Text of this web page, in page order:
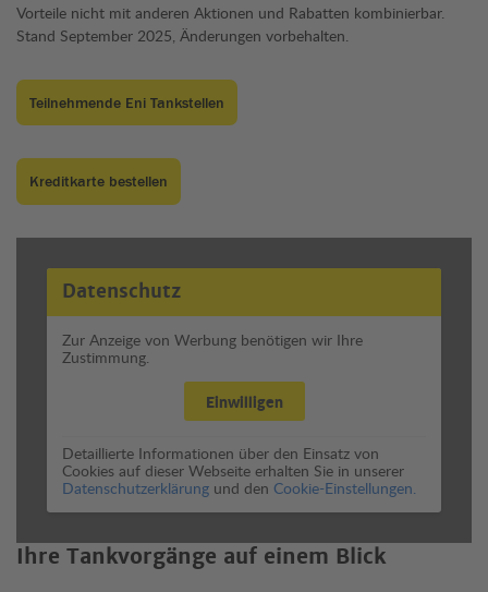
Vorteile nicht mit anderen Aktionen und Rabatten kombinierbar.
Stand September 2025, Änderungen vorbehalten.
Teilnehmende Eni Tankstellen
Kreditkarte bestellen
Datenschutz
Zur Anzeige von Werbung benötigen wir Ihre
Zustimmung.
Einwilligen
Detaillierte Informationen über den Einsatz von
Cookies auf dieser Webseite erhalten Sie in unserer
Datenschutzerklärung und den Cookie-Einstellungen.
Ihre Tankvorgänge auf einem Blick